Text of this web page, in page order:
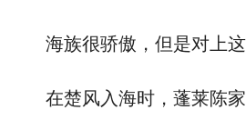
海族很骄傲，但是对上这
在楚风入海时，蓬莱陈家